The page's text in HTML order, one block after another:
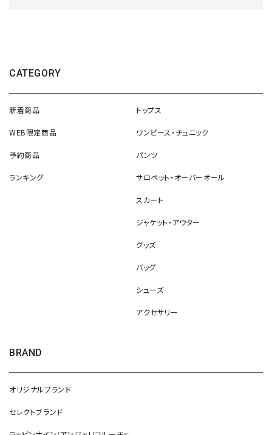
CATEGORY
新着商品
WEB限定商品
予約商品
ランキング
トップス
ワンピース・チュニック
パンツ
サロペット・オーバーオール
スカート
ジャケット・アウター
グッズ
バッグ
シューズ
アクセサリー
BRAND
オリジナルブランド
セレクトブランド